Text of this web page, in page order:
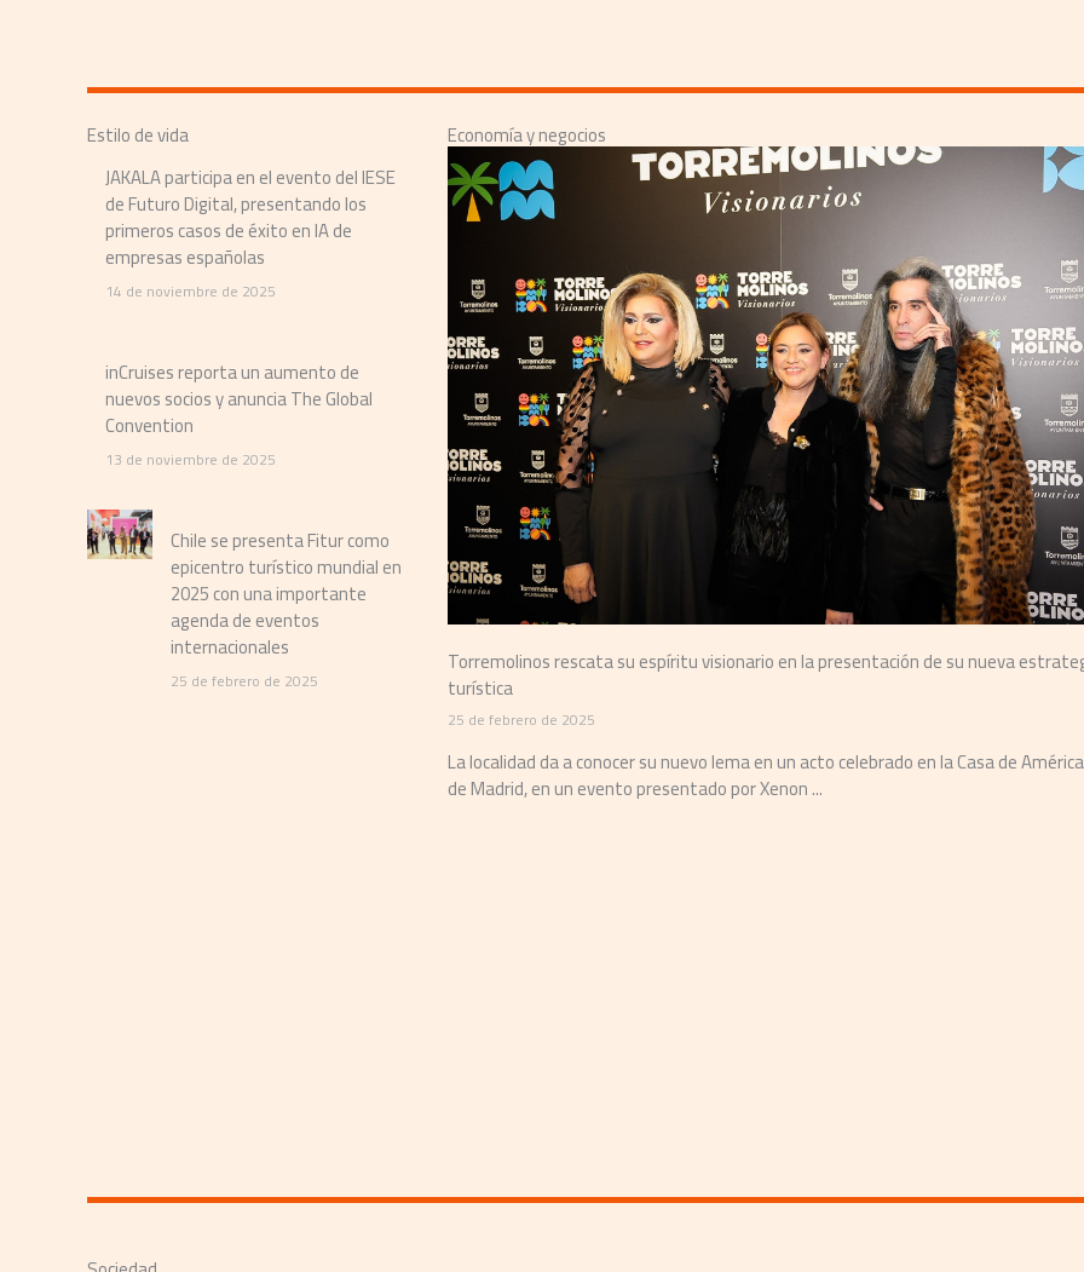
Estilo de vida
JAKALA participa en el evento del IESE
de Futuro Digital, presentando los
primeros casos de éxito en IA de
empresas españolas
14 de noviembre de 2025
inCruises reporta un aumento de
nuevos socios y anuncia The Global
Convention
13 de noviembre de 2025
Chile se presenta Fitur como
epicentro turístico mundial en
2025 con una importante
agenda de eventos
internacionales
25 de febrero de 2025
Economía y negocios​
en la presentación de su nueva estrategia
La Organización de Turismo de Corea estará presente en FITUR 2025
25 de febrero de 2025
Con una rica historia de más de 5.000 años, una cultura moderna que ha conquistado